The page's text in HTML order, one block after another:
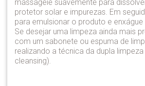
massageie suavemente para
protetor solar e impurezas. Em
para emulsionar o produto e
Se desejar uma limpeza ainda mais
com um sabonete ou espuma de
realizando a técnica da dupla
cleansing).